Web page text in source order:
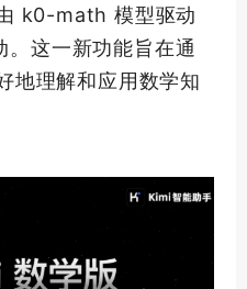
k0-math 模型驱动
这一新功能旨在通
地理解和应用数学知